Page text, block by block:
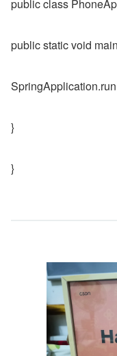
public class
public static void
}
}